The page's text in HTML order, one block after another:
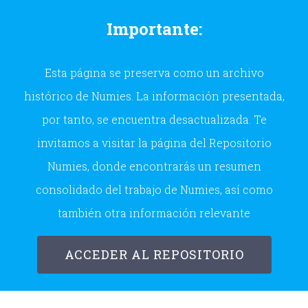
Importante:
Esta página se preserva como un archivo
histórico de Numies. La información presentada,
por tanto, se encuentra desactualizada. Te
invitamos a visitar la página del Repositorio
Numies, donde encontrarás un resumen
consolidado del trabajo de Numies, así como
también otra información relevante
ACCEDER AL REPOSITORIO